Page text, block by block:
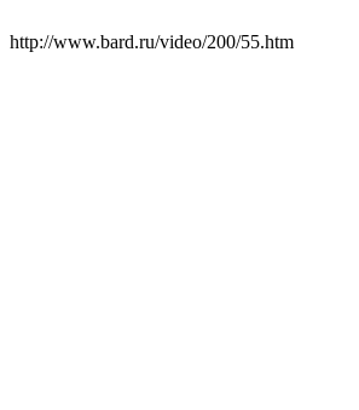
http://www.bard.ru/video/200/55.htm